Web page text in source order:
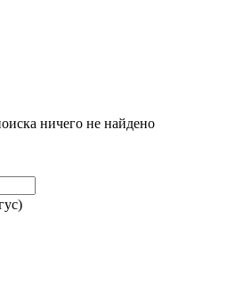
ничего не найдено